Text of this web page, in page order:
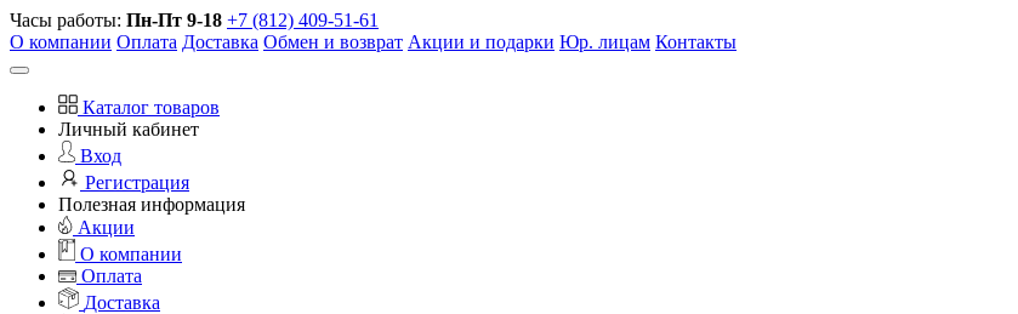
Часы работы: Пн-Пт 9-18 +7 (812) 409-51-61
О компании Оплата Доставка Обмен и возврат Акции и подарки Юр. лицам Контакты
Каталог товаров
Личный кабинет
Вход
Регистрация
Полезная информация
Акции
О компании
Оплата
Доставка